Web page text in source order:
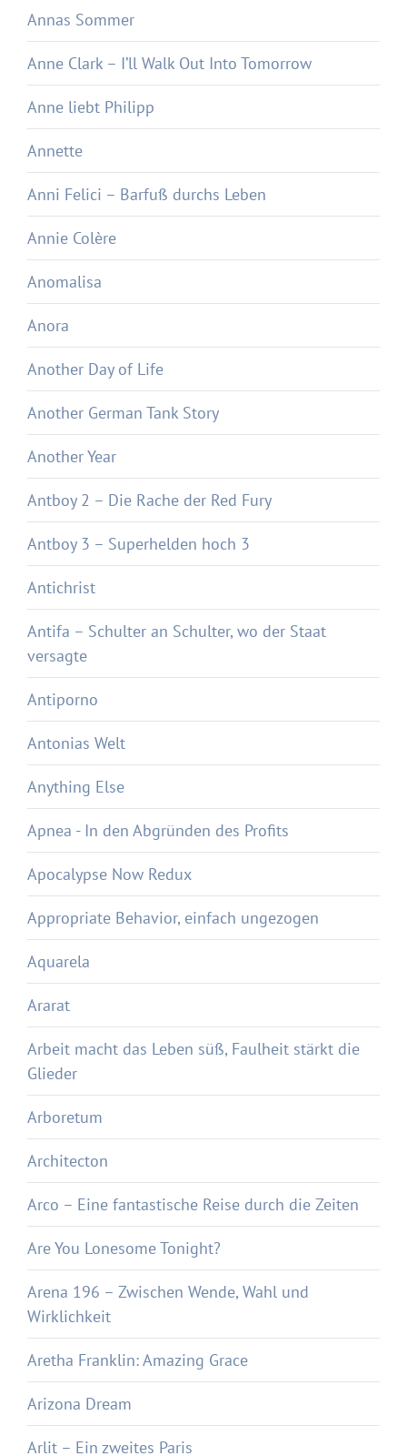
Annas Sommer
Anne Clark – I’ll Walk Out Into Tomorrow
Anne liebt Philipp
Annette
Anni Felici – Barfuß durchs Leben
Annie Colère
Anomalisa
Anora
Another Day of Life
Another German Tank Story
Another Year
Antboy 2 – Die Rache der Red Fury
Antboy 3 – Superhelden hoch 3
Antichrist
Antifa – Schulter an Schulter, wo der Staat
versagte
Antiporno
Antonias Welt
Anything Else
Apnea - In den Abgründen des Profits
Apocalypse Now Redux
Appropriate Behavior, einfach ungezogen
Aquarela
Ararat
Arbeit macht das Leben süß, Faulheit stärkt die
Glieder
Arboretum
Architecton
Arco – Eine fantastische Reise durch die Zeiten
Are You Lonesome Tonight?
Arena 196 – Zwischen Wende, Wahl und
Wirklichkeit
Aretha Franklin: Amazing Grace
Arizona Dream
Arlit – Ein zweites Paris